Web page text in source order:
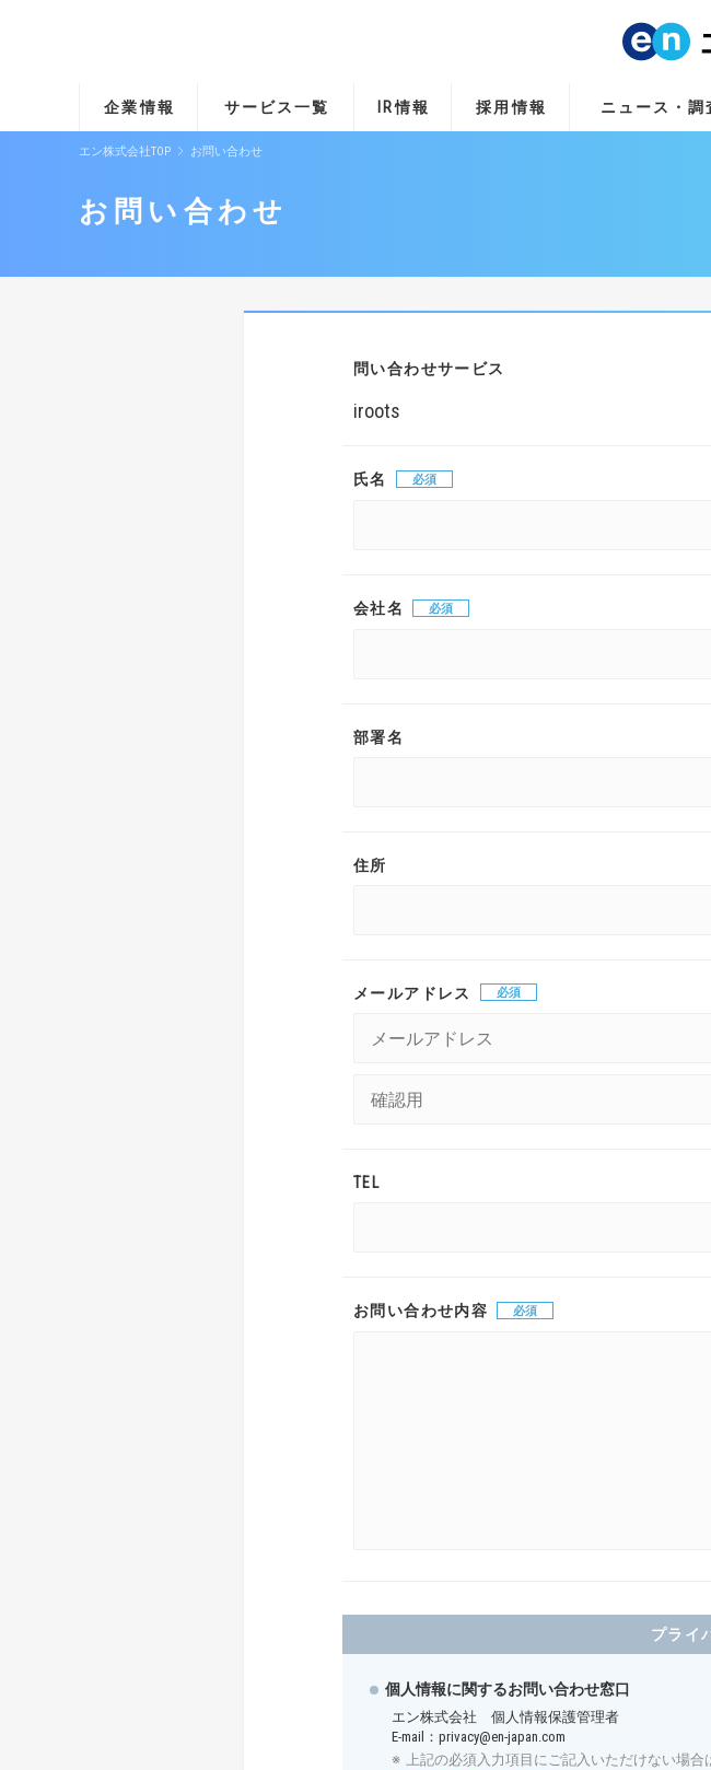
企業情報 サービス一覧 IR情報 採用情報 ニュース・調
エン株式会社TOP お問い合わせ
お問い合わせ
問い合わせサービス
iroots
氏名
会社名
部署名
住所
メールアドレス
TEL
お問い合わせ内容
プライ
個人情報に関するお問い合わせ窓口
エン株式会社 個人情報保護管理者
E-mail：privacy@en-japan.com
上記の必須入力項目にご記入いただけない場合